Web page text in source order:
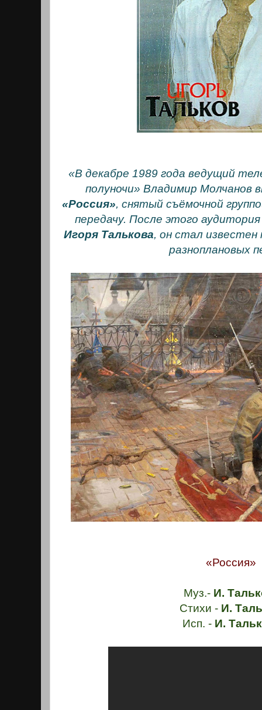
«В декабре 1989 года ведущий
полуночи» Владимир Молчанов
«Россия», снятый съёмочной
передачу. После этого
Игоря Талькова, он стал известен
разноплановых
«Россия»
Муз.- И.
Стихи - И.
Исп. - И.